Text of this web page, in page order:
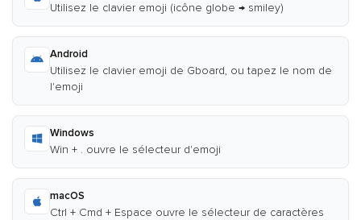
Utilisez le clavier emoji (icône globe → smiley)
Android
Utilisez le clavier emoji de Gboard, ou tapez le nom de
l'emoji
Windows
Win + . ouvre le sélecteur d'emoji
macOS
Ctrl + Cmd + Espace ouvre le sélecteur de caractères